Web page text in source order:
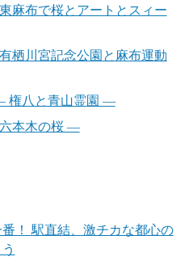
麻布で桜とアートとスィー
栖川宮記念公園と麻布運動
八と青山霊園 ―
本木の桜 ―
！ 駅直結、激チカな都心の